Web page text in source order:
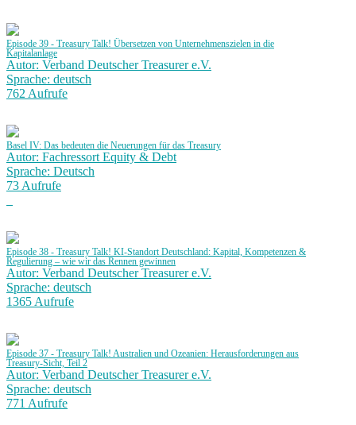
Episode 39 - Treasury Talk! Übersetzen von Unternehmenszielen in die
Kapitalanlage
Autor: Verband Deutscher Treasurer e.V.
Sprache: deutsch
762 Aufrufe
Basel IV: Das bedeuten die Neuerungen für das Treasury
Autor: Fachressort Equity & Debt
Sprache: Deutsch
73 Aufrufe
Episode 38 - Treasury Talk! KI-Standort Deutschland: Kapital, Kompetenzen &
Regulierung – wie wir das Rennen gewinnen
Autor: Verband Deutscher Treasurer e.V.
Sprache: deutsch
1365 Aufrufe
Episode 37 - Treasury Talk! Australien und Ozeanien: Herausforderungen aus
Treasury-Sicht, Teil 2
Autor: Verband Deutscher Treasurer e.V.
Sprache: deutsch
771 Aufrufe